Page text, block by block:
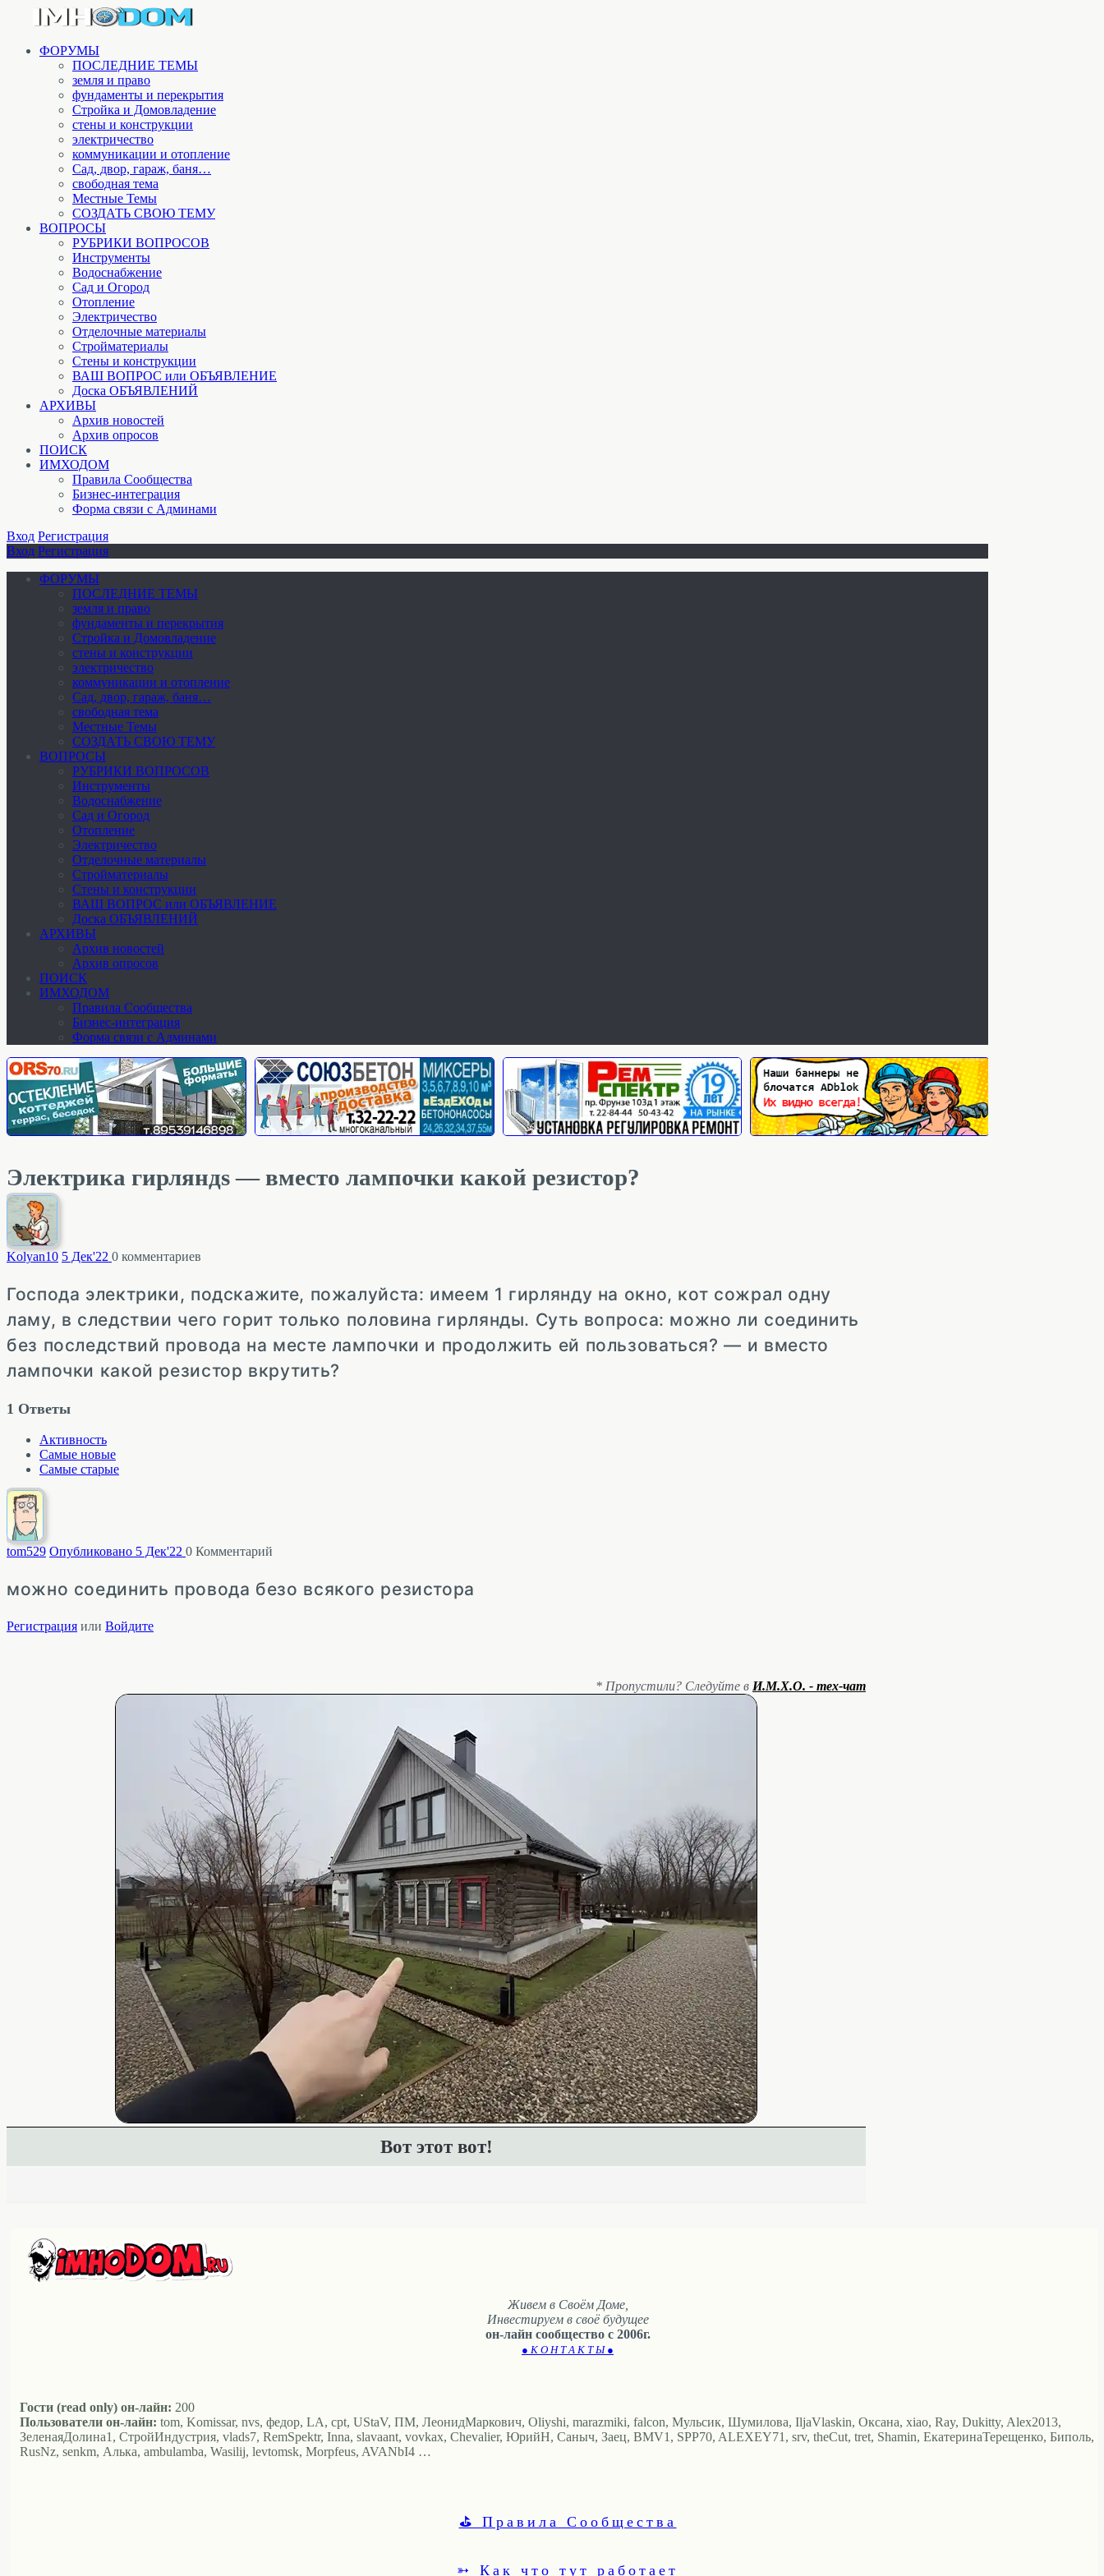
ФОРУМЫ
ПОСЛЕДНИЕ ТЕМЫ
земля и право
фундаменты и перекрытия
Стройка и Домовладение
стены и конструкции
электричество
коммуникации и отопление
Cад, двор, гараж, баня…
свободная тема
Местные Темы
СОЗДАТЬ СВОЮ ТЕМУ
ВОПРОСЫ
РУБРИКИ ВОПРОСОВ
Инструменты
Водоснабжение
Сад и Огород
Отопление
Электричество
Отделочные материалы
Стройматериалы
Стены и конструкции
ВАШ ВОПРОС или ОБЪЯВЛЕНИЕ
Доска ОБЪЯВЛЕНИЙ
АРХИВЫ
Архив новостей
Архив опросов
ПОИСК
ИМХОДОМ
Правила Сообщества
Бизнес-интеграция
Форма связи с Админами
Вход Регистрация
Вход Регистрация
ФОРУМЫ
ПОСЛЕДНИЕ ТЕМЫ
земля и право
фундаменты и перекрытия
Стройка и Домовладение
стены и конструкции
электричество
коммуникации и отопление
Cад, двор, гараж, баня…
свободная тема
Местные Темы
СОЗДАТЬ СВОЮ ТЕМУ
ВОПРОСЫ
РУБРИКИ ВОПРОСОВ
Инструменты
Водоснабжение
Сад и Огород
Отопление
Электричество
Отделочные материалы
Стройматериалы
Стены и конструкции
ВАШ ВОПРОС или ОБЪЯВЛЕНИЕ
Доска ОБЪЯВЛЕНИЙ
АРХИВЫ
Архив новостей
Архив опросов
ПОИСК
ИМХОДОМ
Правила Сообщества
Бизнес-интеграция
Форма связи с Админами
Электрика гирляндs — вместо лампочки какой резистор?
Kolyan10 5 Дек'22 0 комментариев
Господа электрики, подскажите, пожалуйста: имеем 1 гирлянду на окно, кот сожрал одну
ламу, в следствии чего горит только половина гирлянды. Суть вопроса: можно ли соединить
без последствий провода на месте лампочки и продолжить ей пользоваться? — и вместо
лампочки какой резистор вкрутить?
1 Ответы
Активность
Самые новые
Самые старые
tom529 Опубликовано 5 Дек'22 0 Комментарий
можно соединить провода безо всякого резистора
Регистрация или Войдите
* Пропустили? Следуйте в И.М.Х.О. - тех-чат
Вот этот вот!
Живем в Своём Доме,
Инвестируем в своё будущее
он-лайн сообщество с 2006г.
● К О Н Т А К Т Ы ●
Гости (read only) он-лайн: 200
Пользователи он-лайн: tom, Komissar, nvs, федор, LA, cpt, UStaV, ПМ, ЛеонидМаркович, Oliyshi, marazmiki, falcon, Мульсик, Шумилова, IljaVlaskin, Оксана, xiao, Ray, Dukitty, Alex2013,
ЗеленаяДолина1, СтройИндустрия, vlads7, RemSpektr, Inna, slavaant, vovkax, Chevalier, ЮрийН, Саныч, Заец, BMV1, SPP70, ALEXEY71, srv, theCut, tret, Shamin, ЕкатеринаТерещенко, Биполь,
RusNz, senkm, Алька, ambulamba, Wasilij, levtomsk, Morpfeus, AVANbI4 …
⛳ Правила Сообщества
➳ Как что тут работает